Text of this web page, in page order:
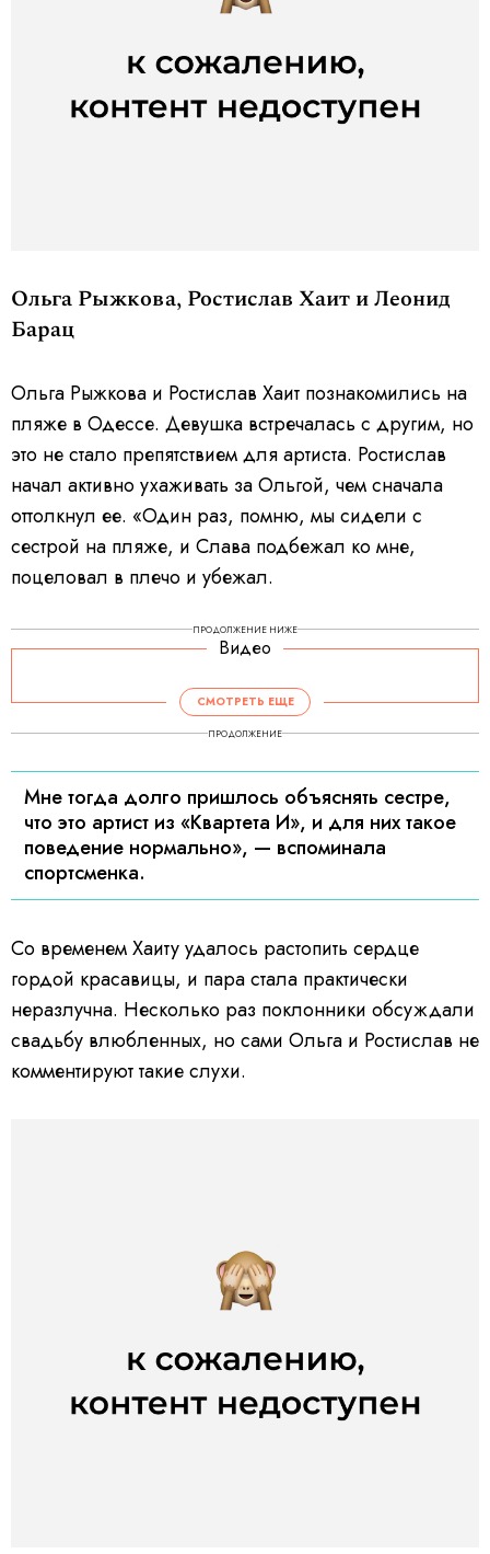
Ольга Рыжкова, Ростислав Хаит и Леонид
Барац
Ольга Рыжкова и Ростислав Хаит познакомились на
пляже в Одессе. Девушка встречалась с другим, но
это не стало препятствием для артиста. Ростислав
начал активно ухаживать за Ольгой, чем сначала
оттолкнул ее. «Один раз, помню, мы сидели с
сестрой на пляже, и Слава подбежал ко мне,
поцеловал в плечо и убежал.
ПРОДОЛЖЕНИЕ НИЖЕ
Видео
СМОТРЕТЬ ЕЩЕ
ПРОДОЛЖЕНИЕ
Мне тогда долго пришлось объяснять сестре,
что это артист из «Квартета И», и для них такое
поведение нормально», — вспоминала
спортсменка.
Со временем Хаиту удалось растопить сердце
гордой красавицы, и пара стала практически
неразлучна. Несколько раз поклонники обсуждали
свадьбу влюбленных, но сами Ольга и Ростислав не
комментируют такие слухи.